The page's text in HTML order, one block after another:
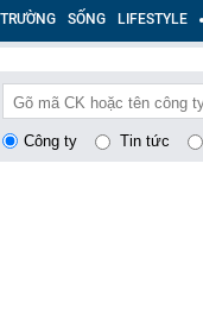
SỐNG LIFESTYLE
Công ty Tin tức